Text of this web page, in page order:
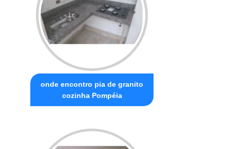
onde encontro pia de granito
cozinha Pompéia